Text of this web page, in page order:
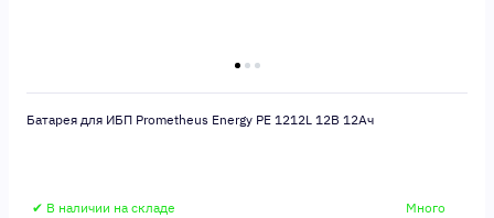
Батарея для ИБП Prometheus Energy PE 1212L 12В 12Ач
✔ В наличии на складе Много